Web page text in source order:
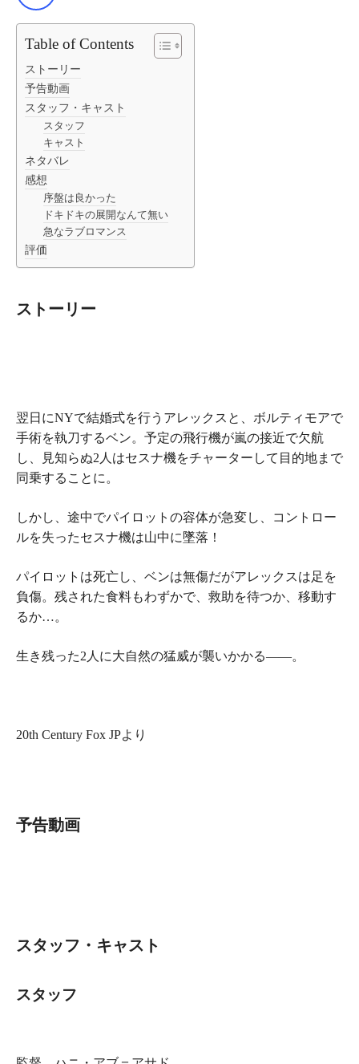
Table of Contents
ストーリー
予告動画
スタッフ・キャスト
スタッフ
キャスト
ネタバレ
感想
序盤は良かった
ドキドキの展開なんて無い
急なラブロマンス
評価
ストーリー
翌日にNYで結婚式を行うアレックスと、ボルティモアで
手術を執刀するベン。予定の飛行機が嵐の接近で欠航
し、見知らぬ2人はセスナ機をチャーターして目的地まで
同乗することに。
しかし、途中でパイロットの容体が急変し、コントロー
ルを失ったセスナ機は山中に墜落！
パイロットは死亡し、ベンは無傷だがアレックスは足を
負傷。残された食料もわずかで、救助を待つか、移動す
るか…。
生き残った2人に大自然の猛威が襲いかかる――。
20th Century Fox JPより
予告動画
スタッフ・キャスト
スタッフ